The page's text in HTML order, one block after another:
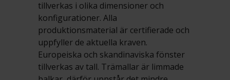
tillverkas i olika dimensioner och
konfigurationer. Alla
produktionsmaterial är certifierade och
uppfyller de aktuella kraven.
Europeiska och skandinaviska fönster
tillverkas av tall. Trämallar är limmade